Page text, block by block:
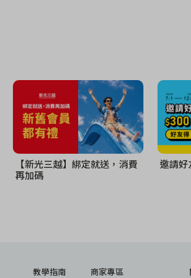
【新光三越】綁定就送，消費
再加碼
邀請好
教學指南
商家專區